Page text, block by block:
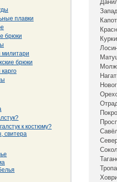
плавки
брюки
милитари
брюки
к костюму?
свитера